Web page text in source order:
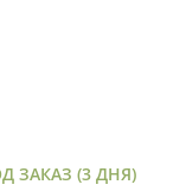
ЗАКАЗ (3 ДНЯ)